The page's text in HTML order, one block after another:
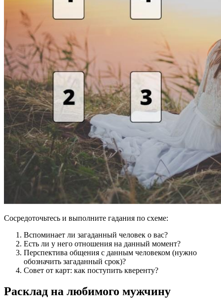
Сосредоточьтесь и выполните гадания по схеме:
Вспоминает ли загаданный человек о вас?
Есть ли у него отношения на данный момент?
Перспектива общения с данным человеком (нужно
обозначить загаданный срок)?
Совет от карт: как поступить кверенту?
Расклад на любимого мужчину